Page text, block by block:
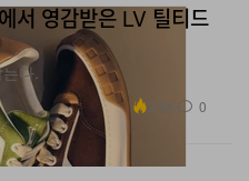
서 영감받은 LV 틸티드
다.
2.6K 0